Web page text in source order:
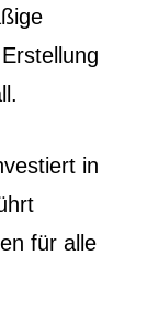
in
für alle